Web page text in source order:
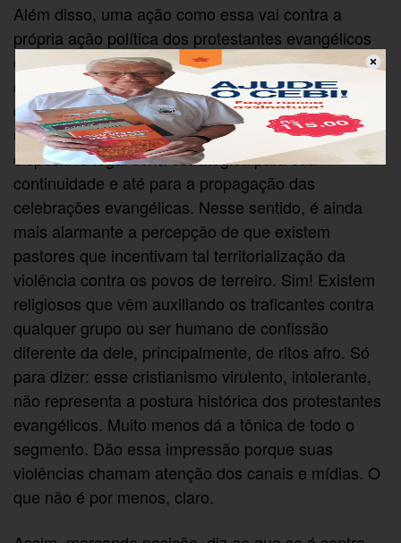
Além disso, uma ação como essa vai contra a
própria ação política dos protestantes evangélicos
desde a formação do Brasil. Eles apoiaram a
diversidade religiosa e de culto. Apoiaram a
diversidade porque no passado eram mais ainda
uma minoria no país. Portanto, a garantia desse
dispositivo legal seria estratégica para sua
continuidade e até para a propagação das
celebrações evangélicas. Nesse sentido, é ainda
mais alarmante a percepção de que existem
pastores que incentivam tal territorialização da
violência contra os povos de terreiro. Sim! Existem
religiosos que vêm auxiliando os traficantes contra
qualquer grupo ou ser humano de confissão
diferente da dele, principalmente, de ritos afro. Só
para dizer: esse cristianismo virulento, intolerante,
não representa a postura histórica dos protestantes
evangélicos. Muito menos dá a tônica de todo o
segmento. Dão essa impressão porque suas
violências chamam atenção dos canais e mídias. O
que não é por menos, claro.